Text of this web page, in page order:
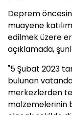
Deprem
muayene
edilmek üzere
açıklamada,
"5 Şubat 2023
bulunan
merkezlerden
malzemelerinin